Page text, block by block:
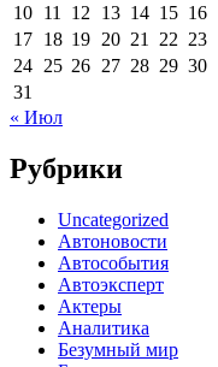
10 11 12 13 14 15 16
17 18 19 20 21 22 23
24 25 26 27 28 29 30
31
« Июл
Рубрики
Uncategorized
Автоновости
Автособытия
Автоэксперт
Актеры
Аналитика
Безумный мир